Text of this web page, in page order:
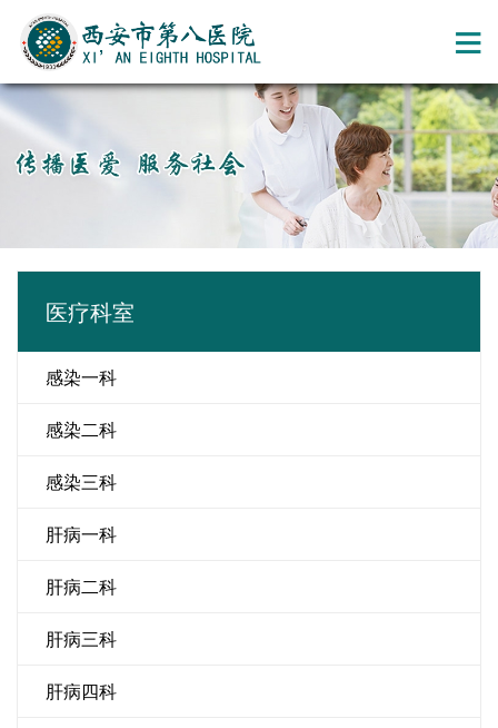
医疗科室
感染一科
感染二科
感染三科
肝病一科
肝病二科
肝病三科
肝病四科